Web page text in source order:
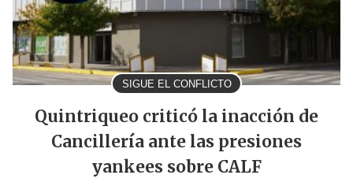
SIGUE EL CONFLICTO
Quintriqueo criticó la inacción de
Cancillería ante las presiones
yankees sobre CALF